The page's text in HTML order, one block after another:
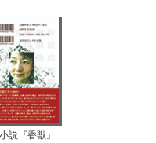
説『香獣』